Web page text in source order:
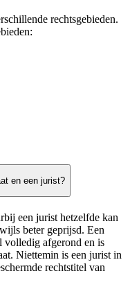
rechtsgebieden.
en een jurist?
een jurist hetzelfde kan
beter geprijsd. Een
volledig afgerond en is
Niettemin is een jurist in
rechtstitel van